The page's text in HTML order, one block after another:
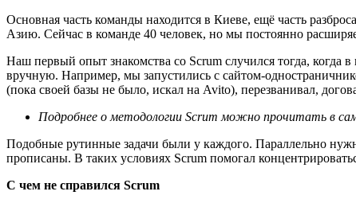
Основная часть команды находится в Киеве, ещё часть
Азию. Сейчас в команде 40 человек, но мы постоянно
Наш первый опыт знакомства со Scrum случился тогда, когда
вручную. Например, мы запустились с сайтом-
(пока своей базы не было, искал на Avito), перезванивал,
Подробнее о методологии Scrum можно прочитать в
Подобные рутинные задачи были у каждого. Параллельно
прописаны. В таких условиях Scrum помогал
С чем не справился Scrum